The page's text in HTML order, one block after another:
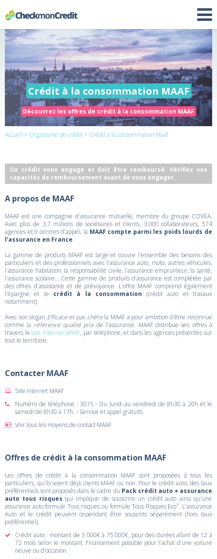
Crédit à la consommation MAAF
Découvrez les offres de crédit à la consommation MAAF
Accueil > Organisme de crédit > Crédit à la consommation Maaf
Un crédit vous engage et doit être remboursé. Vérifiez vos
capacités de remboursement avant de vous engager.
A propos de MAAF
MAAF est une compagnie d'assurance mutuelle, membre du groupe COVEA.
Avec plus de 3,7 millions de sociétaires et clients, 3.000 collaborateurs, 574
agences et 9 centres d'appel, la MAAF compte parmi les poids lourds de
l'assurance en France.
La gamme de produits MAAF est large et couvre l'ensemble des besoins des
particuliers et des professionnels avec l'assurance auto, moto, autres véhicules,
l'assurance habitation, la responsabilité civile, l'assurance emprunteur, la santé,
l'assurance scolaire... Cette gamme de produits d'assurance est complétée par
des offres d'assistance et de prévoyance. L'offre MAAF comprend également
l'épargne et le crédit à la consommation (crédit auto et travaux
notamment).
Avec son slogan Efficace et pas chèrela MAAF a pour ambition d'être reconnue
comme la référence qualité prixde l'assurance. MAAF distribue ses offres à
travers lesite internet MAAF, par téléphone, et dans les agences présentes sur
tout le territoire.
Contacter MAAF
Site internet MAAF
Numéro de téléphone : 3015 - Du lundi au vendredi de 8h30 à 20h et le
samedi de 8h30 à 17h. - Service et appel gratuits.
Voir tous les moyens de contact MAAF
Offres de crédit à la consommation MAAF
Les offres de crédit à la consommation MAAF sont proposées à tous les
particuliers, qu'ils soient déjà clients MAAF ou non. Pour le crédit auto, des taux
préférentiels sont proposés dans le cadre du Pack crédit auto + assurance
auto tous risques qui implique de souscrire un crédit auto ainsi qu'une
assurance auto formule Tous risques ou formule Tous Risques Eco*. L'assurance
Auto et le crédit peuvent cependant être souscrits séparément (hors taux
préférentiel).
Crédit auto : montant de 3 000€ à 75 000€, pour des durées allant de 12 à
72 mois selon le montant. Financement possible pour l'achat d'une voiture
neuve ou d'occasion.